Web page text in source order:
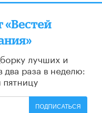
«Вестей
лучших и
два раза в неделю:
пятницу
ПОДПИСАТЬСЯ